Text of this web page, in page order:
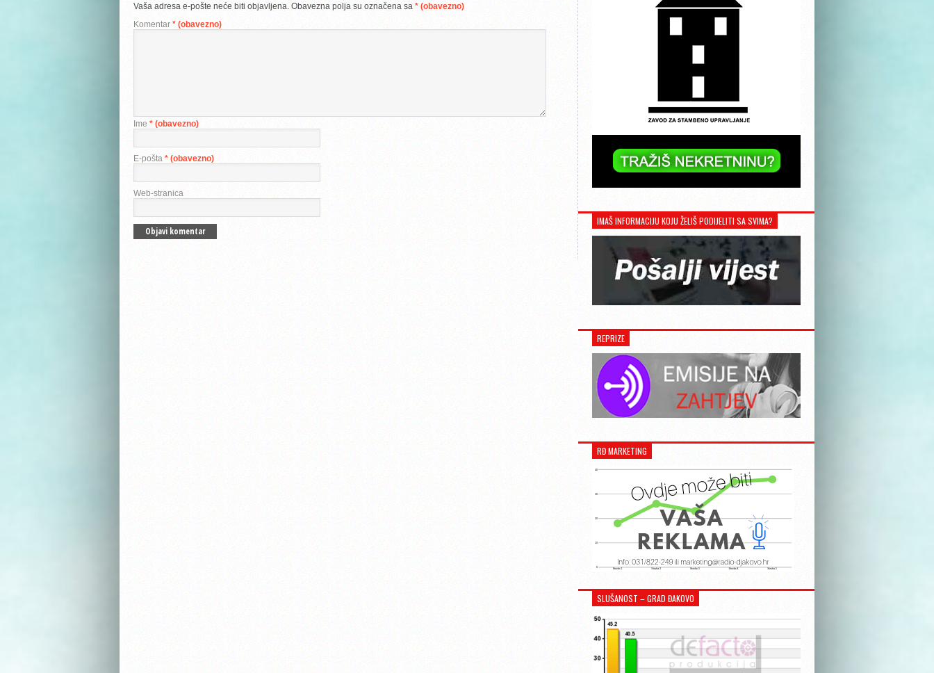
Vaša adresa e-pošte neće biti objavljena. Obavezna polja su označena sa * (obavezno)
Komentar * (obavezno)
Ime * (obavezno)
E-pošta * (obavezno)
Web-stranica
IMAŠ INFORMACIJU KOJU ŽELIŠ PODIJELITI SA SVIMA?
REPRIZE
RĐ MARKETING
SLUŠANOST – GRAD ĐAKOVO